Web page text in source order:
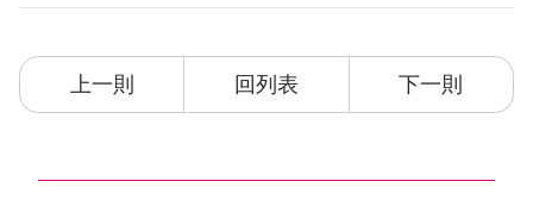
上一則 回列表 下一則